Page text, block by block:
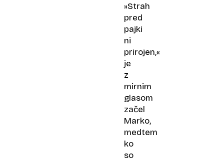
»Strah
pred
pajki
ni
prirojen,«
je
z
mirnim
glasom
začel
Marko,
medtem
ko
so